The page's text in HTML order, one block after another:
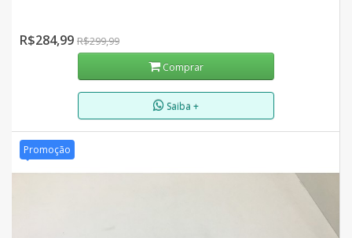
R$284,99 R$299,99
Comprar
Saiba +
Promoção